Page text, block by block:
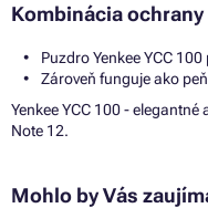
Kombinácia ochrany
Puzdro Yenkee YCC
Zároveň funguje ako
Yenkee YCC 100 -
Note 12.
Mohlo by Vás